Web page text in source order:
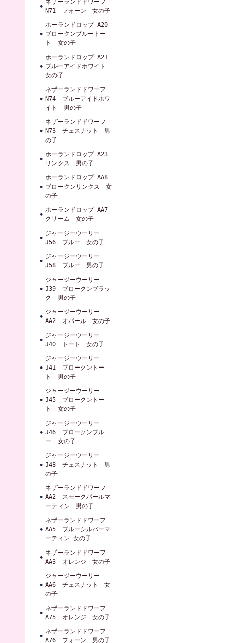
ネザーランドドワーフ
N71 フォーン 女の子
ホーランドロップ A20
ブロークンブルートー
ト 女の子
ホーランドロップ A21
ブルーアイドホワイト
女の子
ネザーランドドワーフ
N74 ブルーアイドホワ
イト 男の子
ネザーランドドワーフ
N73 チェスナット 男
の子
ホーランドロップ A23
リンクス 男の子
ホーランドロップ AA8
ブロークンリンクス 女
の子
ホーランドロップ AA7
クリーム 女の子
ジャージーウーリー
J56 ブルー 女の子
ジャージーウーリー
J58 ブルー 男の子
ジャージーウーリー
J39 ブロークンブラッ
ク 男の子
ジャージーウーリー
AA2 オパール 女の子
ジャージーウーリー
J40 トート 女の子
ジャージーウーリー
J41 ブロークントー
ト 男の子
ジャージーウーリー
J45 ブロークントー
ト 女の子
ジャージーウーリー
J46 ブロークンブル
ー 女の子
ジャージーウーリー
J48 チェスナット 男
の子
ネザーランドドワーフ
AA2 スモークパールマ
ーティン 男の子
ネザーランドドワーフ
AA5 ブルーシルバーマ
ーティン 女の子
ネザーランドドワーフ
AA3 オレンジ 女の子
ジャージーウーリー
AA6 チェスナット 女
の子
ネザーランドドワーフ
A75 オレンジ 女の子
ネザーランドドワーフ
A76 フォーン 男の子